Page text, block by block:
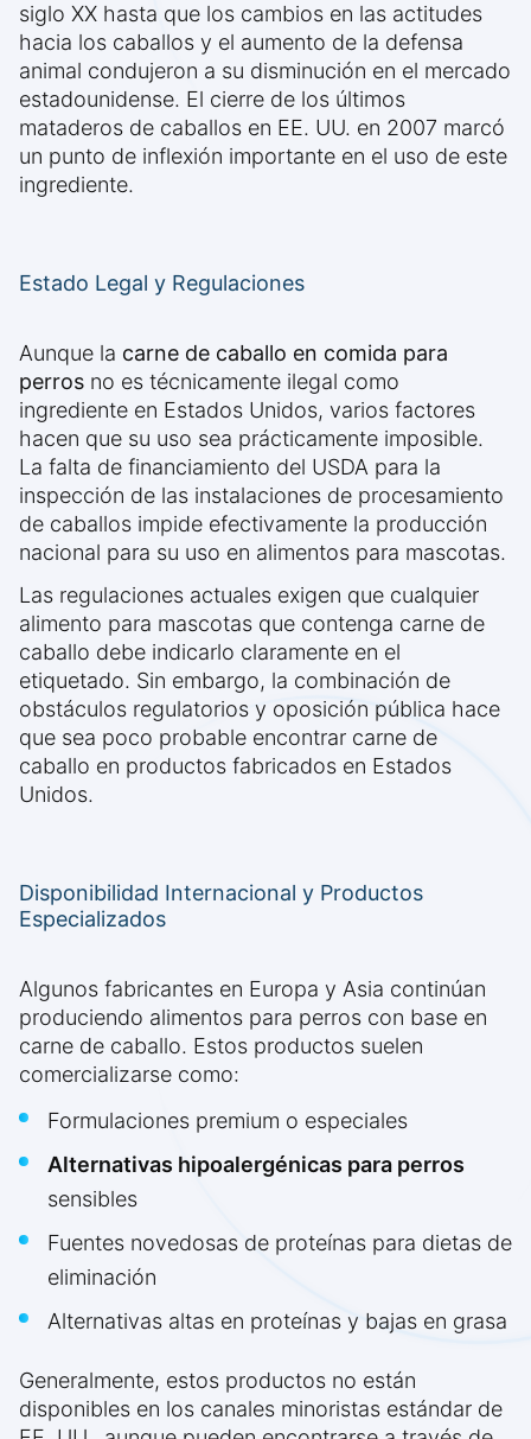
siglo XX hasta que los cambios en las actitudes
hacia los caballos y el aumento de la defensa
animal condujeron a su disminución en el mercado
estadounidense. El cierre de los últimos
mataderos de caballos en EE. UU. en 2007 marcó
un punto de inflexión importante en el uso de este
ingrediente.
Estado Legal y Regulaciones
Aunque la carne de caballo en comida para
perros no es técnicamente ilegal como
ingrediente en Estados Unidos, varios factores
hacen que su uso sea prácticamente imposible.
La falta de financiamiento del USDA para la
inspección de las instalaciones de procesamiento
de caballos impide efectivamente la producción
nacional para su uso en alimentos para mascotas.
Las regulaciones actuales exigen que cualquier
alimento para mascotas que contenga carne de
caballo debe indicarlo claramente en el
etiquetado. Sin embargo, la combinación de
obstáculos regulatorios y oposición pública hace
que sea poco probable encontrar carne de
caballo en productos fabricados en Estados
Unidos.
Disponibilidad Internacional y Productos
Especializados
Algunos fabricantes en Europa y Asia continúan
produciendo alimentos para perros con base en
carne de caballo. Estos productos suelen
comercializarse como:
Formulaciones premium o especiales
Alternativas hipoalergénicas para perros
sensibles
Fuentes novedosas de proteínas para dietas de
eliminación
Alternativas altas en proteínas y bajas en grasa
Generalmente, estos productos no están
disponibles en los canales minoristas estándar de